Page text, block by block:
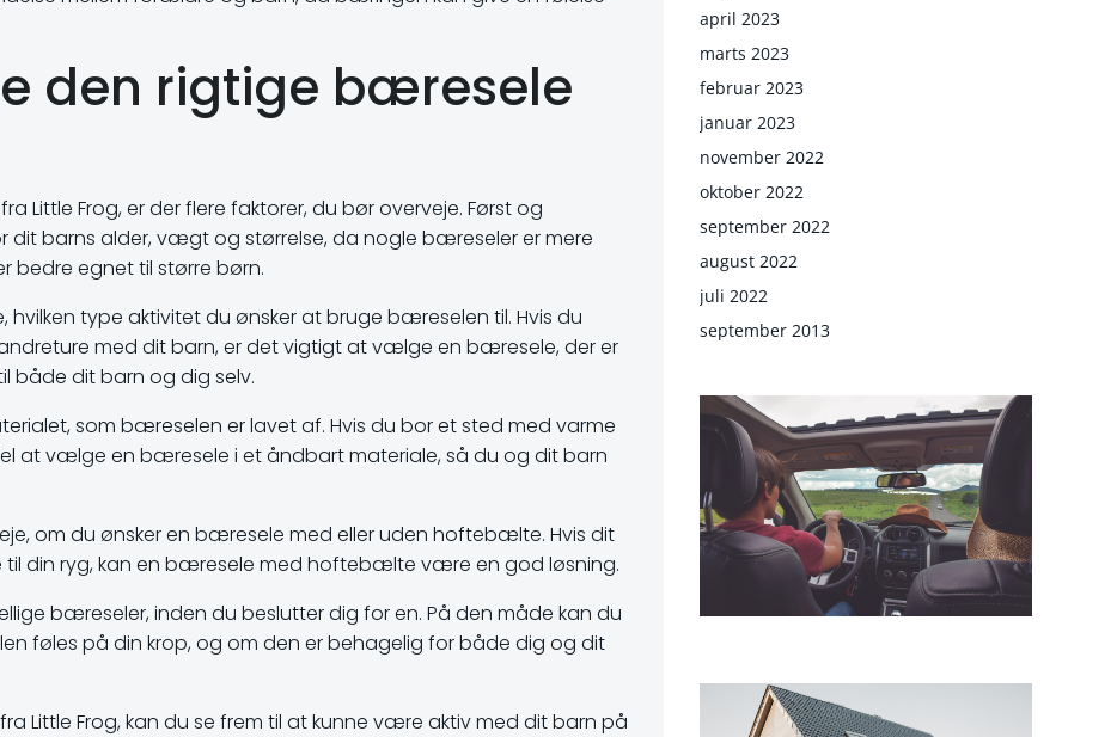
den rigtige bæresele
Little Frog, er der flere faktorer, du bør overveje. Først og
barns alder, vægt og størrelse, da nogle bæreseler er mere
bedre egnet til større børn.
type aktivitet du ønsker at bruge bæreselen til. Hvis du
med dit barn, er det vigtigt at vælge en bæresele, der er
både dit barn og dig selv.
som bæreselen er lavet af. Hvis du bor et sted med varme
at vælge en bæresele i et åndbart materiale, så du og dit barn
om du ønsker en bæresele med eller uden hoftebælte. Hvis dit
til din ryg, kan en bæresele med hoftebælte være en god løsning.
bæreseler, inden du beslutter dig for en. På den måde kan du
føles på din krop, og om den er behagelig for både dig og dit
Little Frog, kan du se frem til at kunne være aktiv med dit barn på
april 2023
marts 2023
februar 2023
januar 2023
november 2022
oktober 2022
september 2022
august 2022
juli 2022
september 2013